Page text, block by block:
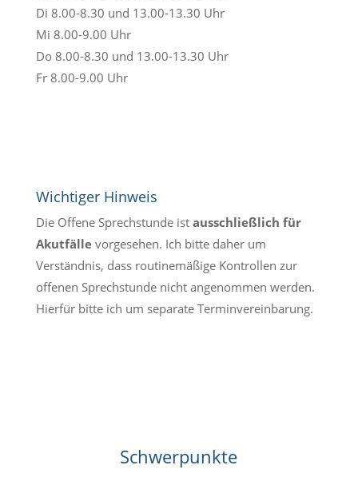
Di 8.00-8.30 und 13.00-13.30 Uhr
Mi 8.00-9.00 Uhr
Do 8.00-8.30 und 13.00-13.30 Uhr
Fr 8.00-9.00 Uhr
Wichtiger Hinweis
Die Offene Sprechstunde ist ausschließlich für
Akutfällevorgesehen. Ich bitte daher um
Verständnis, dass routinemäßige Kontrollen zur
offenen Sprechstunde nicht angenommen werden.
Hierfür bitte ich um separate Terminvereinbarung.
Schwerpunkte